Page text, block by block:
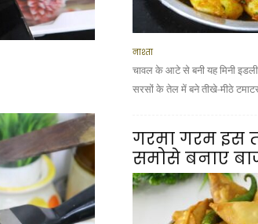
नाश्ता
चावल के आटे से बनी यह मिनी
सरसों के तेल में बने तीखे-मीठे
गरमा गरम इस
समोसे बनाए